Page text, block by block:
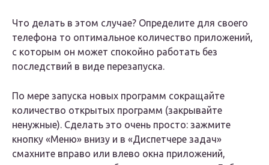
Что делать в этом случае? Определите для своего
телефона то оптимальное количество приложений,
с которым он может спокойно работать без
последствий в виде перезапуска.
По мере запуска новых программ сокращайте
количество открытых программ (закрывайте
ненужные). Сделать это очень просто: зажмите
кнопку «Меню» внизу и в «Диспетчере задач»
смахните вправо или влево окна приложений,